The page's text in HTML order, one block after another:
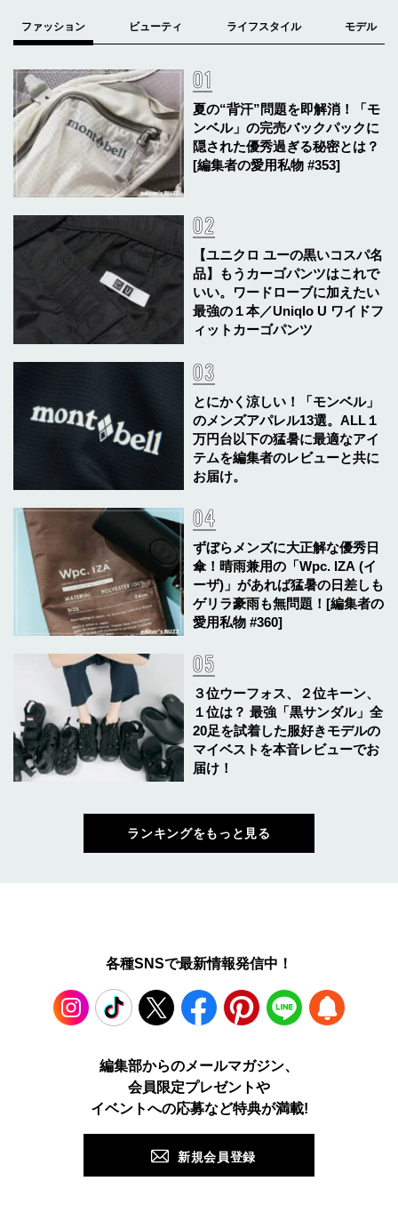
夏の“背汗”問題を即解消！「モ
ンベル」の完売バックパックに
隠された優秀過ぎる秘密とは？
[編集者の愛用私物 #353]
【ユニクロ ユーの黒いコスパ名
品】もうカーゴパンツはこれで
いい。ワードローブに加えたい
最強の１本／Uniqlo U ワイドフ
ィットカーゴパンツ
とにかく涼しい！「モンベル」
のメンズアパレル13選。ALL１
万円台以下の猛暑に最適なアイ
テムを編集者のレビューと共に
お届け。
ずぼらメンズに大正解な優秀日
傘！晴雨兼用の「Wpc. IZA (イ
ーザ)」があれば猛暑の日差しも
ゲリラ豪雨も無問題！[編集者の
愛用私物 #360]
３位ウーフォス、２位キーン、
１位は？ 最強「黒サンダル」全
20足を試着した服好きモデルの
マイベストを本音レビューでお
届け！
ランキングをもっと見る
各種SNSで最新情報発信中！
TikTok Facebook Pinterest LINE
編集部からのメールマガジン、
会員限定プレゼントや
イベントへの応募など特典が満載!
新規会員登録